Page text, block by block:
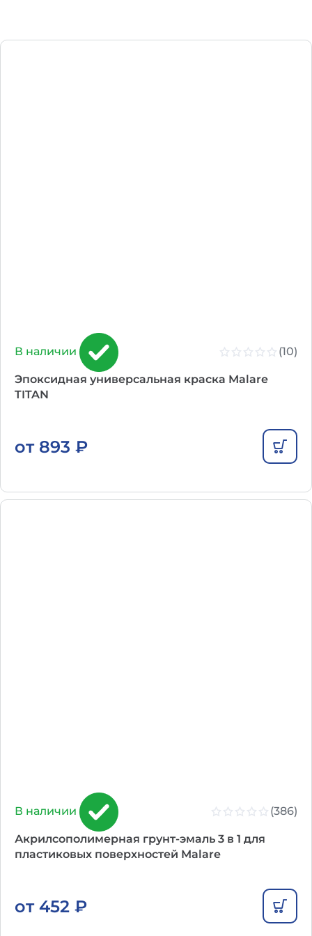
В наличии (10)
Эпоксидная универсальная краска Malare
TITAN
от 893 ₽
В наличии (386)
Акрилсополимерная грунт-эмаль 3 в 1 для
пластиковых поверхностей Malare
от 452 ₽